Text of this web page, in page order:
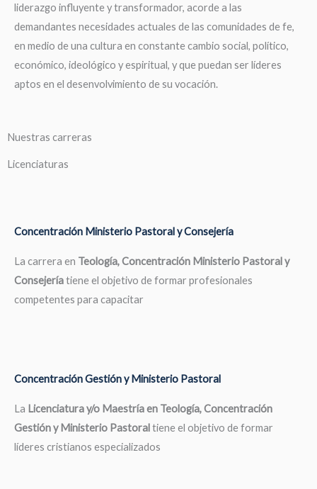
liderazgo influyente y transformador, acorde a las
demandantes necesidades actuales de las comunidades de fe,
en medio de una cultura en constante cambio social, político,
económico, ideológico y espiritual, y que puedan ser líderes
aptos en el desenvolvimiento de su vocación.
Nuestras carreras
Licenciaturas
Concentración Ministerio Pastoral y Consejería
La carrera en Teología, Concentración Ministerio Pastoral y
Consejeríatiene el objetivo de formar profesionales
competentes para capacitar
Concentración Gestión y Ministerio Pastoral
La Licenciatura y/o Maestría en Teología, Concentración
Gestión y Ministerio Pastoraltiene el objetivo de formar
líderes cristianos especializados